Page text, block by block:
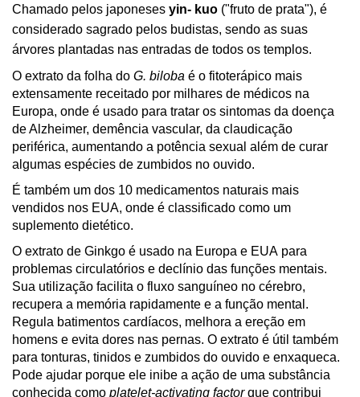
Chamado pelos japoneses yin- kuo ("fruto de prata"), é
considerado sagrado pelos budistas, sendo as suas
árvores plantadas nas entradas de todos os templos.
O extrato da folha do G. biloba é o fitoterápico mais
extensamente receitado por milhares de médicos na
Europa, onde é usado para tratar os sintomas da doença
de Alzheimer, demência vascular, da claudicação
periférica, aumentando a potência sexual além de curar
algumas espécies de zumbidos no ouvido.
É também um dos 10 medicamentos naturais mais
vendidos nos EUA, onde é classificado como um
suplemento dietético.
O extrato de Ginkgo é usado na Europa e EUA para
problemas circulatórios e declínio das funções mentais.
Sua utilização facilita o fluxo sanguíneo no cérebro,
recupera a memória rapidamente e a função mental.
Regula batimentos cardíacos, melhora a ereção em
homens e evita dores nas pernas. O extrato é útil também
para tonturas, tinidos e zumbidos do ouvido e enxaqueca.
Pode ajudar porque ele inibe a ação de uma substância
conhecida como platelet-activating factorque contribui